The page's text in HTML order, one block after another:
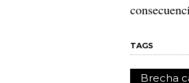
TAGS
Brecha